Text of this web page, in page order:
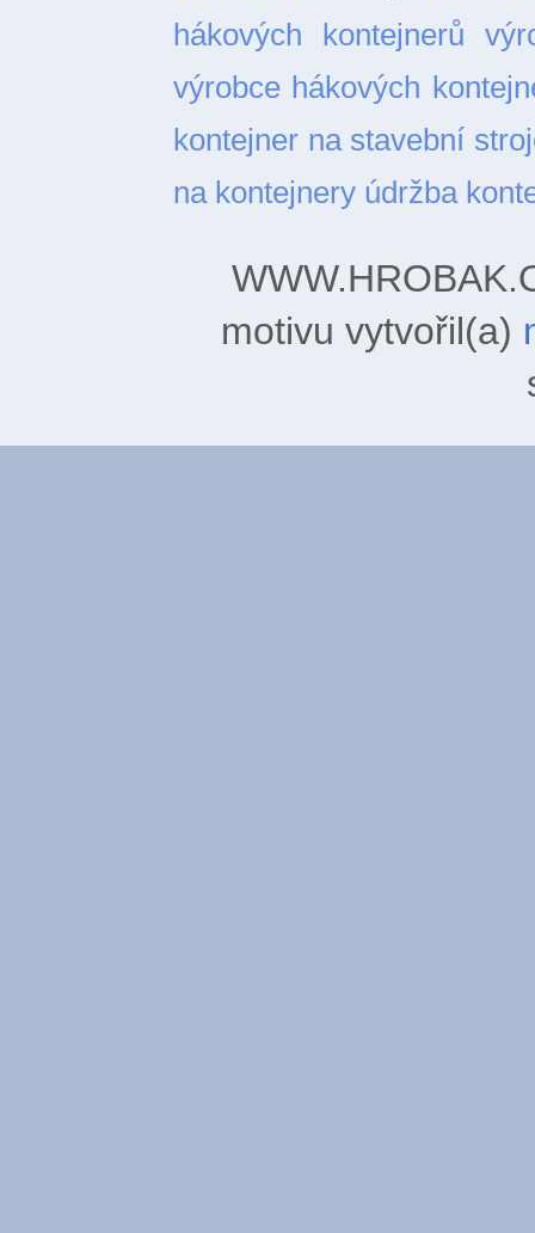
hákových kontejnerů
výrobce hákových
kontejner na stavební
na kontejnery údržba
motivu vytvořil(a)